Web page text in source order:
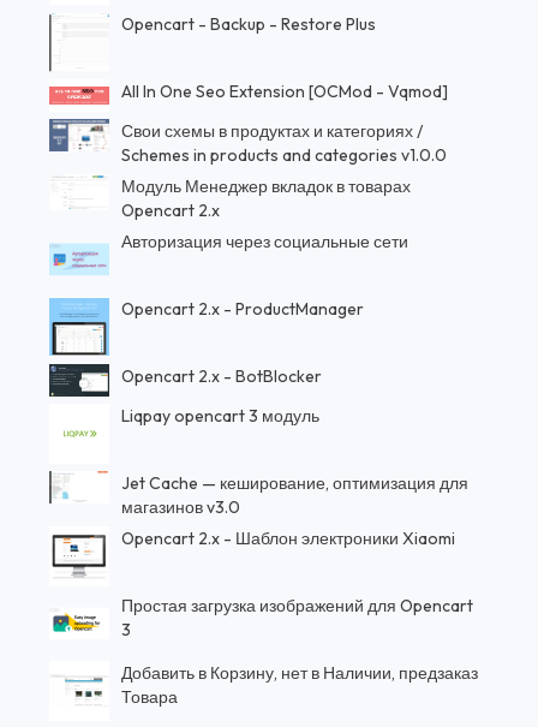
Opencart - Backup - Restore Plus
All In One Seo Extension [OCMod - Vqmod]
Свои схемы в продуктах и категориях /
Schemes in products and categories v1.0.0
Модуль Менеджер вкладок в товарах
Opencart 2.x
Авторизация через социальные сети
Opencart 2.x - ProductManager
Opencart 2.x - BotBlocker
Liqpay opencart 3 модуль
Jet Cache — кеширование, оптимизация для
магазинов v3.0
Opencart 2.x - Шаблон электроники Xiaomi
Простая загрузка изображений для Opencart
3
Добавить в Корзину, нет в Наличии, предзаказ
Товара